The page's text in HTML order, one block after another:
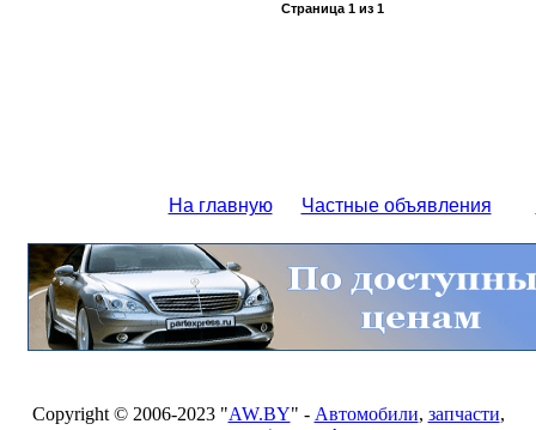
Страница 1из 1
На главную Частные объявления
Copyright © 2006-2023 "AW.BY" - Автомобили, запчасти,